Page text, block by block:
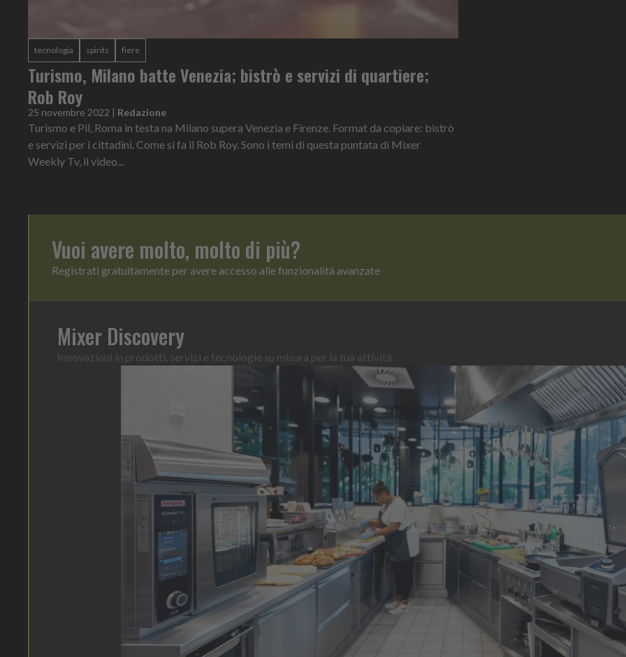
tecnologia spirits fiere
Turismo, Milano batte Venezia; bistrò e servizi di quartiere;
Rob Roy
25 novembre 2022 | Redazione
Turismo e Pil, Roma in testa na Milano supera Venezia e Firenze. Format da copiare: bistrò
e servizi per i cittadini. Come si fa il Rob Roy. Sono i temi di questa puntata di Mixer
Weekly Tv, il video...
Vuoi avere molto, molto di più?
Registrati gratuitamente per avere accesso alle funzionalità avanzate
Mixer Discovery
Innovazioni in prodotti, servizi e tecnologie su misura per la tua attività